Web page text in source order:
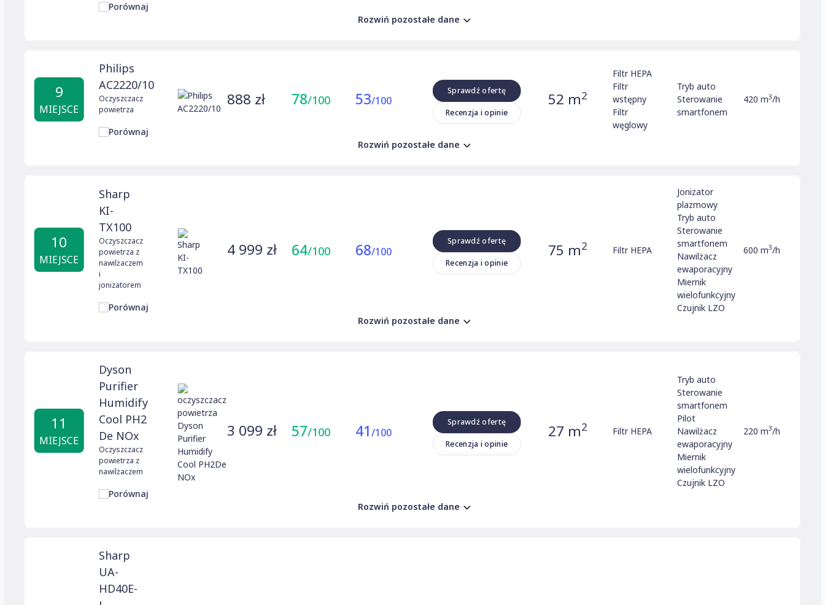
Porównaj
Rozwiń pozostałe dane
9
MIEJSCE
Philips
AC2220/10
Oczyszczacz
powietrza
Porównaj
888 zł 78/100 53/100
Sprawdź ofertę
Recenzja i opinie
52 m2
Filtr HEPA
Filtr
wstępny
Filtr
węglowy
Tryb auto
Sterowanie
smartfonem
420 m3/h
Rozwiń pozostałe dane
10
MIEJSCE
Sharp
KI-
TX100
Oczyszczacz
powietrza z
nawilżaczem
i
jonizatorem
Porównaj
4 999 zł 64/100 68/100
Sprawdź ofertę
Recenzja i opinie
75 m2 Filtr HEPA
Jonizator
plazmowy
Tryb auto
Sterowanie
smartfonem
Nawilżacz
ewaporacyjny
Miernik
wielofunkcyjny
Czujnik LZO
600 m3/h
Rozwiń pozostałe dane
11
MIEJSCE
Dyson
Purifier
Humidify
Cool PH2
De NOx
Oczyszczacz
powietrza z
nawilżaczem
Porównaj
3 099 zł 57/100 41/100
Sprawdź ofertę
Recenzja i opinie
27 m2 Filtr HEPA
Tryb auto
Sterowanie
smartfonem
Pilot
Nawilżacz
ewaporacyjny
Miernik
wielofunkcyjny
Czujnik LZO
220 m3/h
Rozwiń pozostałe dane
Sharp
UA-
HD40E-